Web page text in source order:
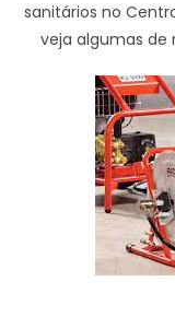
sanitários no
veja algumas de